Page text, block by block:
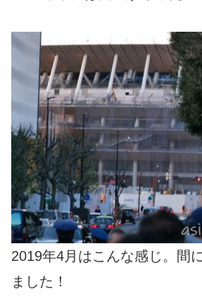
2019年4月はこんな感じ。間
ました！